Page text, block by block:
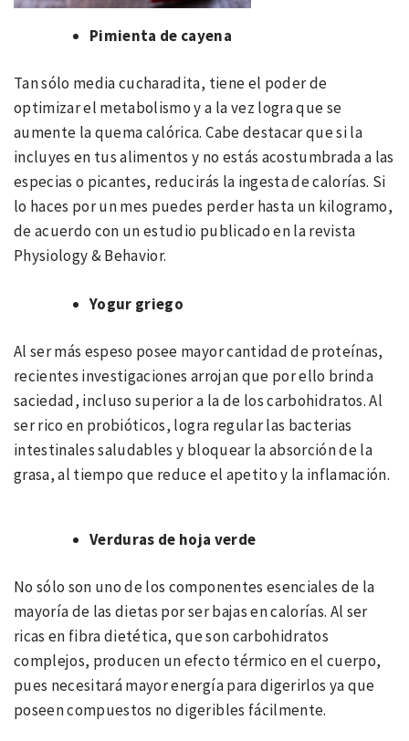
Pimienta de cayena
Tan sólo media cucharadita, tiene el poder de
optimizar el metabolismo y a la vez logra que se
aumente la quema calórica. Cabe destacar que si la
incluyes en tus alimentos y no estás acostumbrada a las
especias o picantes, reducirás la ingesta de calorías. Si
lo haces por un mes puedes perder hasta un kilogramo,
de acuerdo con un estudio publicado en la revista
Physiology & Behavior.
Yogur griego
Al ser más espeso posee mayor cantidad de proteínas,
recientes investigaciones arrojan que por ello brinda
saciedad, incluso superior a la de los carbohidratos. Al
ser rico en probióticos, logra regular las bacterias
intestinales saludables y bloquear la absorción de la
grasa, al tiempo que reduce el apetito y la inflamación.
Verduras de hoja verde
No sólo son uno de los componentes esenciales de la
mayoría de las dietas por ser bajas en calorías. Al ser
ricas en fibra dietética, que son carbohidratos
complejos, producen un efecto térmico en el cuerpo,
pues necesitará mayor energía para digerirlos ya que
poseen compuestos no digeribles fácilmente.